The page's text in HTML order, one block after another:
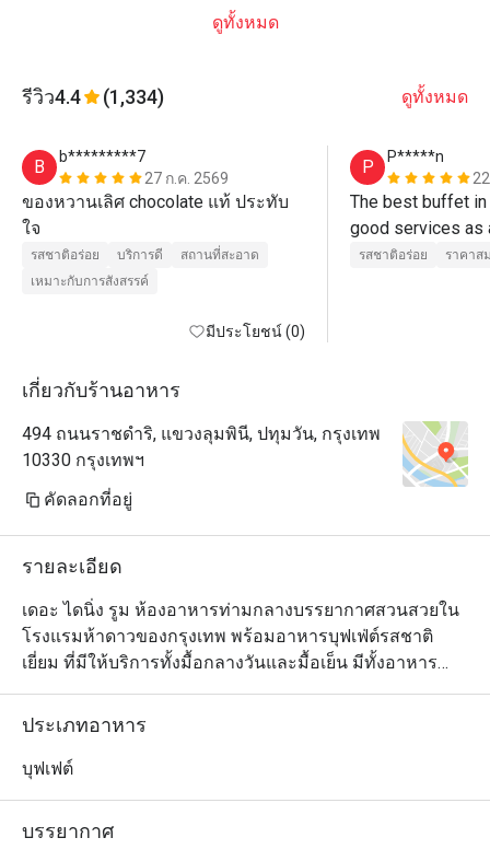
ดูทั้งหมด
รีวิว4.4 (1,334) ดูทั้งหมด
B
b*********7
27 ก.ค. 2569
ของหวานเลิศ chocolate แท้ ประทับ
ใจ
รสชาติอร่อย บริการดี
สถานที่สะอาด
เหมาะกับการสังสรรค์
มีประโยชน์ (0)
P
P*****n
The best buffet
รสชาติอร่อย ราคาส
เกี่ยวกับร้านอาหาร
494 ถนนราชดำริ, แขวงลุมพินี, ปทุมวัน, กรุงเทพ
10330 กรุงเทพฯ
คัดลอกที่อยู่
รายละเอียด
เดอะ ไดนิ่ง รูม ห้องอาหารท่ามกลางบรรยากาศสวนสวยใน
โรงแรมห้าดาวของกรุงเทพ พร้อมอาหารบุฟเฟ่ต์รสชาติ
เยี่ยม ที่มีให้บริการทั้งมื้อกลางวันและมื้อเย็น มีทั้งอาหาร
ตะวันตก อาหารไทยและอาหารเอเชียรสชาติดั้งเดิม เสิร์ฟ
จากครัวเปิด ที่แสดงการทำอาหารสดๆใหม่ๆให้ท่านได้ชม
หมูหัน ปลาแซลม่อนอบเกลือแบเต็มตัว ก้ามปู ของหวานรส
ประเภทอาหาร
บุฟเฟต์
บรรยากาศ